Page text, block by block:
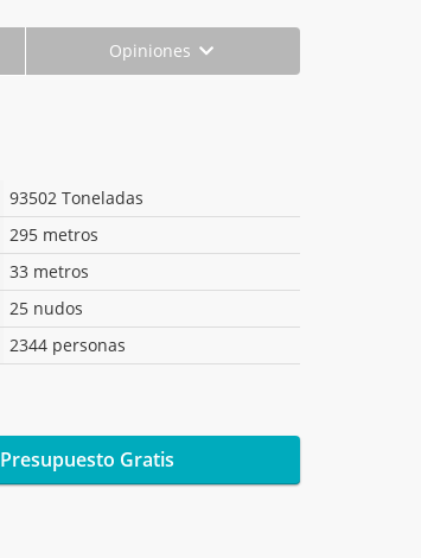
Opiniones
93502 Toneladas
295 metros
33 metros
25 nudos
2344 personas
Presupuesto Gratis